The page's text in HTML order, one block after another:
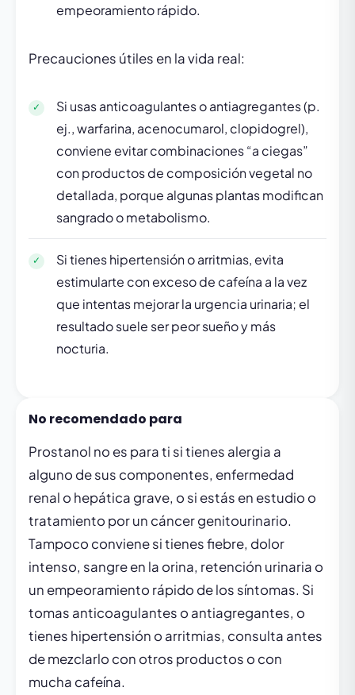
empeoramiento rápido.
Precauciones útiles en la vida real:
Si usas anticoagulantes o antiagregantes (p.
ej., warfarina, acenocumarol, clopidogrel),
conviene evitar combinaciones “a ciegas”
con productos de composición vegetal no
detallada, porque algunas plantas modifican
sangrado o metabolismo.
Si tienes hipertensión o arritmias, evita
estimularte con exceso de cafeína a la vez
que intentas mejorar la urgencia urinaria; el
resultado suele ser peor sueño y más
nocturia.
No recomendado para
Prostanol no es para ti si tienes alergia a
alguno de sus componentes, enfermedad
renal o hepática grave, o si estás en estudio o
tratamiento por un cáncer genitourinario.
Tampoco conviene si tienes fiebre, dolor
intenso, sangre en la orina, retención urinaria o
un empeoramiento rápido de los síntomas. Si
tomas anticoagulantes o antiagregantes, o
tienes hipertensión o arritmias, consulta antes
de mezclarlo con otros productos o con
mucha cafeína.